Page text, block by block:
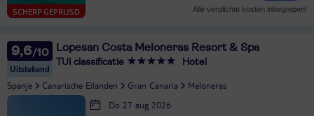
SCHERP GEPRIJSD Alle verplichte kosten inbegrepen!
9,6
Uitstekend
Lopesan Costa Meloneras Resort & Spa
TUI classificatie Hotel
Spanje Canarische Eilanden Gran Canaria Meloneras
Do 27 aug 2026